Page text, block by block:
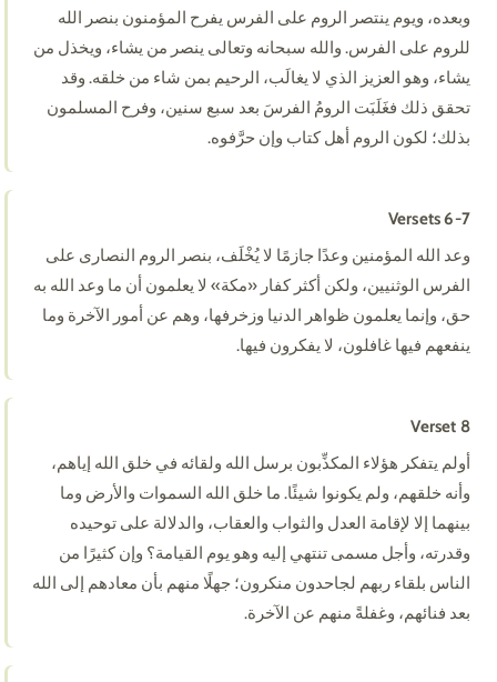
وبعده، ويوم ينتصر الروم على الفرس يفرح المؤمنون بنصر الله
للروم على الفرس. والله سبحانه وتعالى ينصر من يشاء، ويخذل من
يشاء، وهو العزيز الذي لا يغالَب، الرحيم بمن شاء من خلقه. وقد
تحقق ذلك فغَلَبَت الرومُ الفرسَ بعد سبع سنين، وفرح المسلمون
بذلك؛ لكون الروم أهل كتاب وإن حرَّفوه.
Versets 6-7
وعد الله المؤمنين وعدًا جازمًا لا يُخْلَف، بنصر الروم النصارى على
الفرس الوثنيين، ولكن أكثر كفار «مكة» لا يعلمون أن ما وعد الله به
حق، وإنما يعلمون ظواهر الدنيا وزخرفها، وهم عن أمور الآخرة وما
ينفعهم فيها غافلون، لا يفكرون فيها.
Verset 8
أولم يتفكر هؤلاء المكذِّبون برسل الله ولقائه في خلق الله إياهم،
وأنه خلقهم، ولم يكونوا شيئًا. ما خلق الله السموات والأرض وما
بينهما إلا لإقامة العدل والثواب والعقاب، والدلالة على توحيده
وقدرته، وأجل مسمى تنتهي إليه وهو يوم القيامة؟ وإن كثيرًا من
الناس بلقاء ربهم لجاحدون منكرون؛ جهلًا منهم بأن معادهم إلى الله
بعد فنائهم، وغفلةً منهم عن الآخرة.